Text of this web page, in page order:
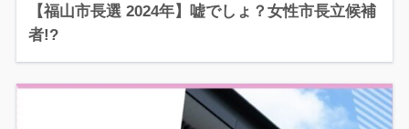
【福山市長選 2024年】嘘でしょ？女性市長立候補
者!?